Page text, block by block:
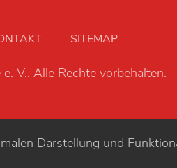
SITEMAP
V.. Alle Rechte vorbehalten.
Darstellung und